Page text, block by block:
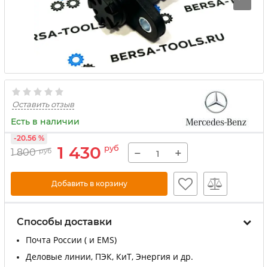
Оставить отзыв
Есть в наличии
1 800 руб 1 430 руб
-20.56 %
− +
Добавить в корзину
Способы доставки
Почта России ( и EMS)
Деловые линии, ПЭК, КиТ, Энергия и др.